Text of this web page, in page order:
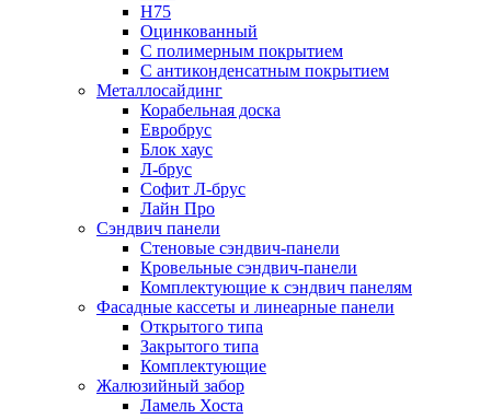
Н75
Оцинкованный
С полимерным покрытием
С антиконденсатным покрытием
Металлосайдинг
Корабельная доска
Евробрус
Блок хаус
Л-брус
Софит Л-брус
Лайн Про
Сэндвич панели
Стеновые сэндвич-панели
Кровельные сэндвич-панели
Комплектующие к сэндвич панелям
Фасадные кассеты и линеарные панели
Открытого типа
Закрытого типа
Комплектующие
Жалюзийный забор
Ламель Хоста